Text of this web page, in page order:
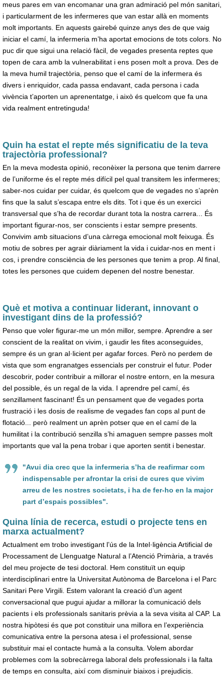
meus pares em van encomanar una gran admiració pel món sanitari,
i particularment de les infermeres que van estar allà en moments
molt importants. En aquests gairebé quinze anys des de que vaig
iniciar el camí, la infermeria m’ha aportat emocions de tots colors. No
puc dir que sigui una relació fàcil, de vegades presenta reptes que
topen de cara amb la vulnerabilitat i ens posen molt a prova. Des de
la meva humil trajectòria, penso que el camí de la infermera és
divers i enriquidor, cada passa endavant, cada persona i cada
vivència t’aporten un aprenentatge, i això és quelcom que fa una
vida realment entretinguda!
Quin ha estat el repte més significatiu de la teva
trajectòria professional?
En la meva modesta opinió, reconèixer la persona que tenim darrere
de l’uniforme és el repte més difícil pel qual transitem les infermeres;
saber-nos cuidar per cuidar, és quelcom que de vegades no s’aprèn
fins que la salut s’escapa entre els dits. Tot i que és un exercici
transversal que s’ha de recordar durant tota la nostra carrera... És
important figurar-nos, ser conscients i estar sempre presents.
Convivim amb situacions d’una càrrega emocional molt feixuga. És
motiu de sobres per agrair diàriament la vida i cuidar-nos en ment i
cos, i prendre consciència de les persones que tenim a prop. Al final,
totes les persones que cuidem depenen del nostre benestar.
Què et motiva a continuar liderant, innovant o
investigant dins de la professió?
Penso que voler figurar-me un món millor, sempre. Aprendre a ser
conscient de la realitat on vivim, i gaudir les fites aconseguides,
sempre és un gran al·licient per agafar forces. Però no perdem de
vista que som engranatges essencials per construir el futur. Poder
descobrir, poder contribuir a millorar el nostre entorn, en la mesura
del possible, és un regal de la vida. I aprendre pel camí, és
senzillament fascinant! És un pensament que de vegades porta
frustració i les dosis de realisme de vegades fan cops al punt de
flotació... però realment un aprèn potser que en el camí de la
humilitat i la contribució senzilla s’hi amaguen sempre passes molt
importants que val la pena trobar i que aporten sentit i benestar.
"Avui dia crec que la infermeria s’ha de reafirmar com
indispensable per afrontar la crisi de cures que vivim
arreu de les nostres societats, i ha de fer-ho en la major
part d’espais possibles".
Quina línia de recerca, estudi o projecte tens en
marxa actualment?
Actualment em trobo investigant l’ús de la Intel·ligència Artificial de
Processament de Llenguatge Natural a l’Atenció Primària, a través
del meu projecte de tesi doctoral. Hem constituït un equip
interdisciplinari entre la Universitat Autònoma de Barcelona i el Parc
Sanitari Pere Virgili. Estem valorant la creació d’un agent
conversacional que pugui ajudar a millorar la comunicació dels
pacients i els professionals sanitaris prèvia a la seva visita al CAP. La
nostra hipòtesi és que pot constituir una millora en l’experiència
comunicativa entre la persona atesa i el professional, sense
substituir mai el contacte humà a la consulta. Volem abordar
problemes com la sobrecàrrega laboral dels professionals i la falta
de temps en consulta, així com disminuir biaixos i prejudicis.